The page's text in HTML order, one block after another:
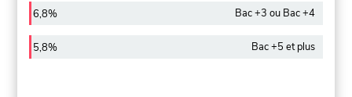
6,8% Bac +3 ou Bac +4
5,8% Bac +5 et plus